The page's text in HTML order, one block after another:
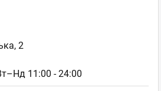
2
11:00 - 24:00